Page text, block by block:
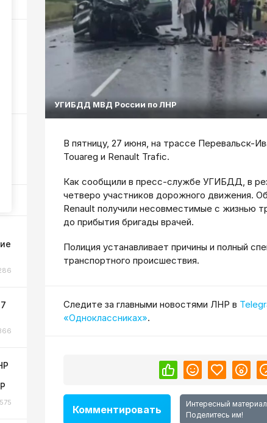
575
УГИБДД МВД России по ЛНР
В пятницу, 27 июня, на трассе Перевальск-
Touareg и Renault Trafic.
Как сообщили в пресс-службе УГИБДД, в
четверо участников дорожного движения.
Renault получили несовместимые с жизнью
до прибытия бригады врачей.
Полиция устанавливает причины и полный
транспортного происшествия.
Cледите за главными новостями ЛНР в
«Одноклассниках».
Комментировать
Интересный
Поделитесь им!